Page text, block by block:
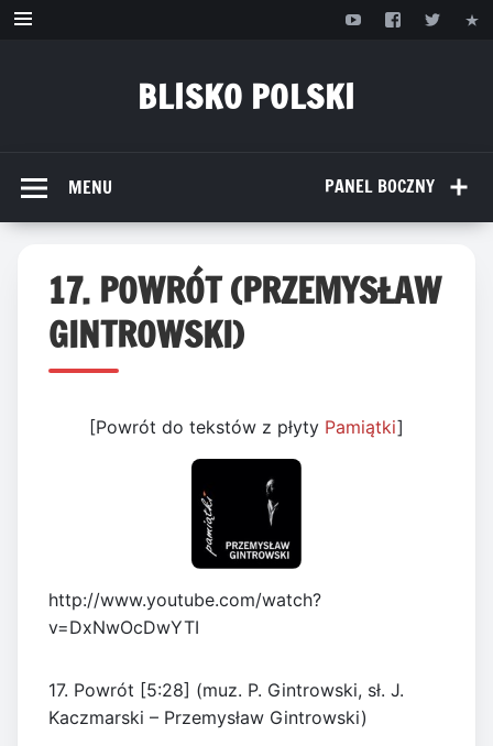
Przejdź
BLISKO POLSKI
PANEL BOCZNY
MENU
17. POWRÓT (PRZEMYSŁAW
GINTROWSKI)
[Powrót do tekstów z płyty Pamiątki]
http://www.youtube.com/watch?
v=DxNwOcDwYTI
17. Powrót [5:28] (muz. P. Gintrowski, sł. J.
Kaczmarski – Przemysław Gintrowski)